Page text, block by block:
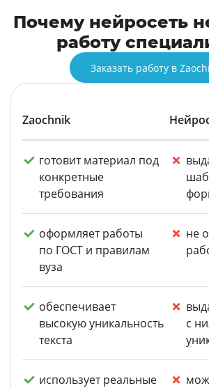
Почему нейросеть
работу
Заказать работу в
Zaochnik
готовит материал под
конкретные
требования
оформляет работы
по ГОСТ и правилам
вуза
не
обеспечивает
высокую уникальность
текста
с
использует реальные